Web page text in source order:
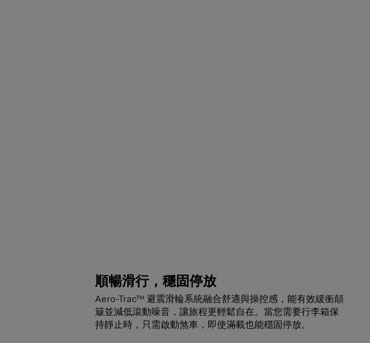
順暢滑行，穩固停放
Aero-Trac™ 避震滑輪系統融合舒適與操控感，能有效緩衝顛
簸並減低滾動噪音，讓旅程更輕鬆自在。當您需要行李箱保
持靜止時，只需啟動煞車，即使滿載也能穩固停放。